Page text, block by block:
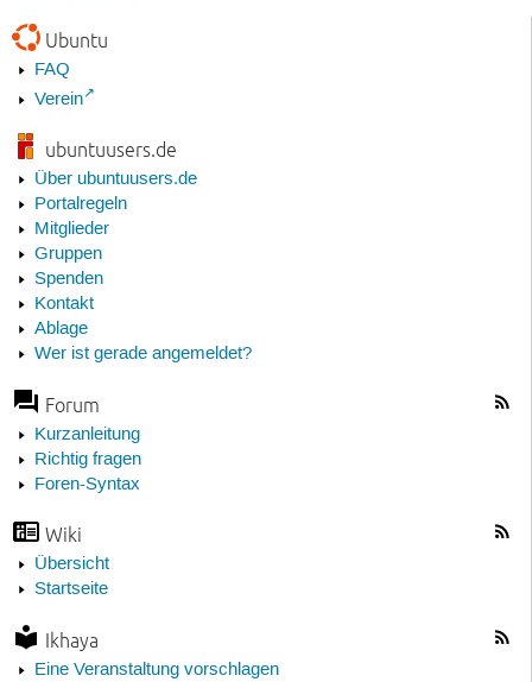
Ubuntu
FAQ
Verein
ubuntuusers.de
Über ubuntuusers.de
Portalregeln
Mitglieder
Gruppen
Spenden
Kontakt
Ablage
Wer ist gerade angemeldet?
Forum
Kurzanleitung
Richtig fragen
Foren-Syntax
Wiki
Übersicht
Startseite
Ikhaya
Eine Veranstaltung vorschlagen